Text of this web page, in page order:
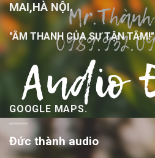
MAI,HÀ NỘI.
"ÂM THANH CỦA SỰ TẬN TÂM!"
GOOGLE MAPS.
Đức thành audio